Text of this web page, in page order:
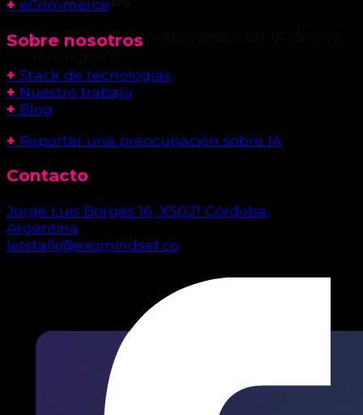
Potencia tus operaciones con IA de voz
+ eCommerce
Sobre nosotros
+ Stack de tecnologías
+ Nuestro trabajo
+ Blog
+ Reportar una preocupación sobre IA
Contacto
Jorge Luis Borges 16, X5021 Córdoba,
Argentina
letstalk@exomindset.co